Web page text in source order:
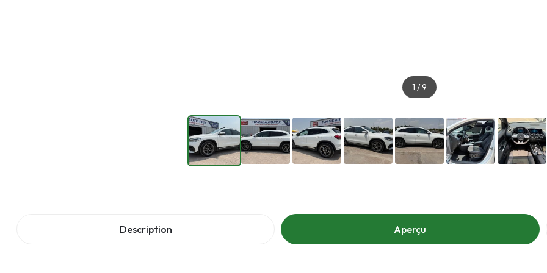
1 /9
Description Aperçu